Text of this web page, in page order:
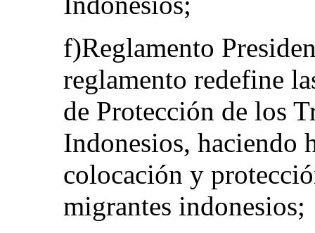
f)Reglamento
reglamento redefine
de Protección de los
Indonesios, haciendo
colocación y
migrantes indonesios;